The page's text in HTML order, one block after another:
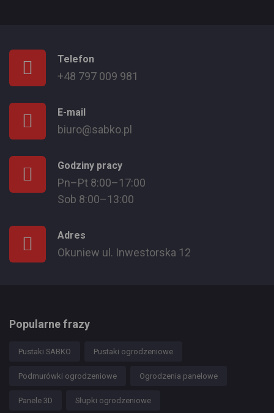
Telefon
+48 797 009 981
E-mail
biuro@sabko.pl
Godziny pracy
Pn–Pt 8:00–17:00
Sob 8:00–13:00
Adres
Okuniew ul. Inwestorska 12
Popularne frazy
Pustaki SABKO Pustaki ogrodzeniowe
Podmurówki ogrodzeniowe Ogrodzenia panelowe
Panele 3D Słupki ogrodzeniowe